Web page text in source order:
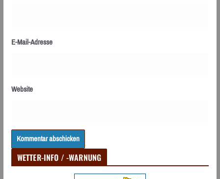
E-Mail-Adresse
Website
WETTER-INFO / -WARNUNG